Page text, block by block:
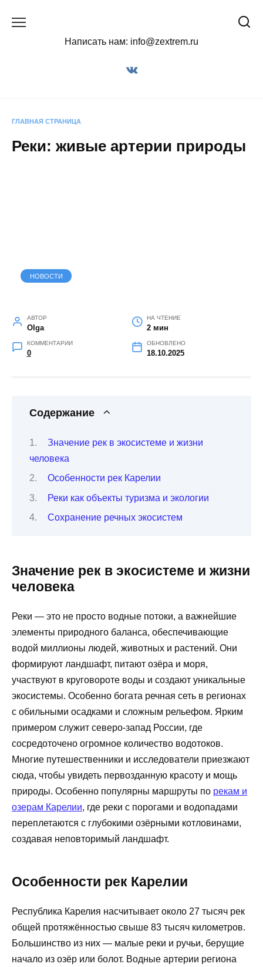
Написать нам: info@zextrem.ru
ГЛАВНАЯ СТРАНИЦА
Реки: живые артерии природы
НОВОСТИ
АВТОР
Olga
НА ЧТЕНИЕ
2 мин
КОММЕНТАРИИ
0
ОБНОВЛЕНО
18.10.2025
Содержание
Значение рек в экосистеме и жизни
человека
Особенности рек Карелии
Реки как объекты туризма и экологии
Сохранение речных экосистем
Значение рек в экосистеме и жизни
человека
Реки — это не просто водные потоки, а важнейшие
элементы природного баланса, обеспечивающие
водой миллионы людей, животных и растений. Они
формируют ландшафт, питают озёра и моря,
участвуют в круговороте воды и создают уникальные
экосистемы. Особенно богата речная сеть в регионах
с обильными осадками и сложным рельефом. Ярким
примером служит северо-запад России, где
сосредоточено огромное количество водотоков.
Многие путешественники и исследователи приезжают
сюда, чтобы увидеть первозданную красоту и мощь
природы. Особенно популярны маршруты по рекам и
озерам Карелии, где реки с порогами и водопадами
переплетаются с глубокими озёрными котловинами,
создавая неповторимый ландшафт.
Особенности рек Карелии
Республика Карелия насчитывает около 27 тысяч рек
общей протяжённостью свыше 83 тысяч километров.
Большинство из них — малые реки и ручьи, берущие
начало из озёр или болот. Водные артерии региона